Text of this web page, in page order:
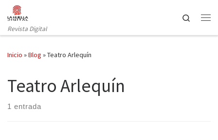
Saltar al contenido
Revista Digital
Search
Inicio »Blog »Teatro Arlequín
Teatro Arlequín
1 entrada